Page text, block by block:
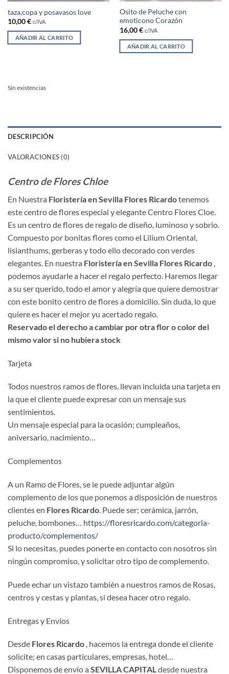
taza,copa y posavasos love
10,00€ c/IVA
AÑADIR AL CARRITO
Osito de Peluche con
emoticono Corazón
16,00€ c/IVA
AÑADIR AL CARRITO
Sin existencias
DESCRIPCIÓN
VALORACIONES (0)
Centro de Flores Chloe
En Nuestra Floristería en Sevilla Flores Ricardotenemos
este centro de flores especial y elegante Centro Flores Cloe.
Es un centro de flores de regalo de diseño, luminoso y sobrio.
Compuesto por bonitas flores como el Lilium Oriental,
lisianthums, gerberas y todo ello decorado con verdes
elegantes. En nuestra Floristería en Sevilla Flores Ricardo ,
podemos ayudarle a hacer el regalo perfecto. Haremos llegar
a su ser querido, todo el amor y alegría que quiere demostrar
con este bonito centro de flores a domicilio. Sin duda, lo que
quiere es hacer el mejor yu acertado regalo.
Reservado el derecho a cambiar por otra flor o color del
mismo valor si no hubiera stock
Tarjeta
Todos nuestros ramos de flores, llevan incluida una tarjeta en
la que el cliente puede expresar con un mensaje sus
sentimientos.
Un mensaje especial para la ocasión; cumpleaños,
aniversario, nacimiento…
Complementos
A un Ramo de Flores, se le puede adjuntar algún
complemento de los que ponemos a disposición de nuestros
clientes en Flores Ricardo. Puede ser; cerámica, jarrón,
peluche, bombones… https://floresricardo.com/categoria-
producto/complementos/
Si lo necesitas, puedes ponerte en contacto con nosotros sin
ningún compromiso, y solicitar otro tipo de complemento.
Puede echar un vistazo también a nuestros ramos de Rosas,
centros y cestas y plantas, si desea hacer otro regalo.
Entregas y Envíos
Desde Flores Ricardo , hacemos la entrega donde el cliente
solicite; en casas particulares, empresas, hotel…
Disponemos de envío a SEVILLA CAPITALdesde nuestra